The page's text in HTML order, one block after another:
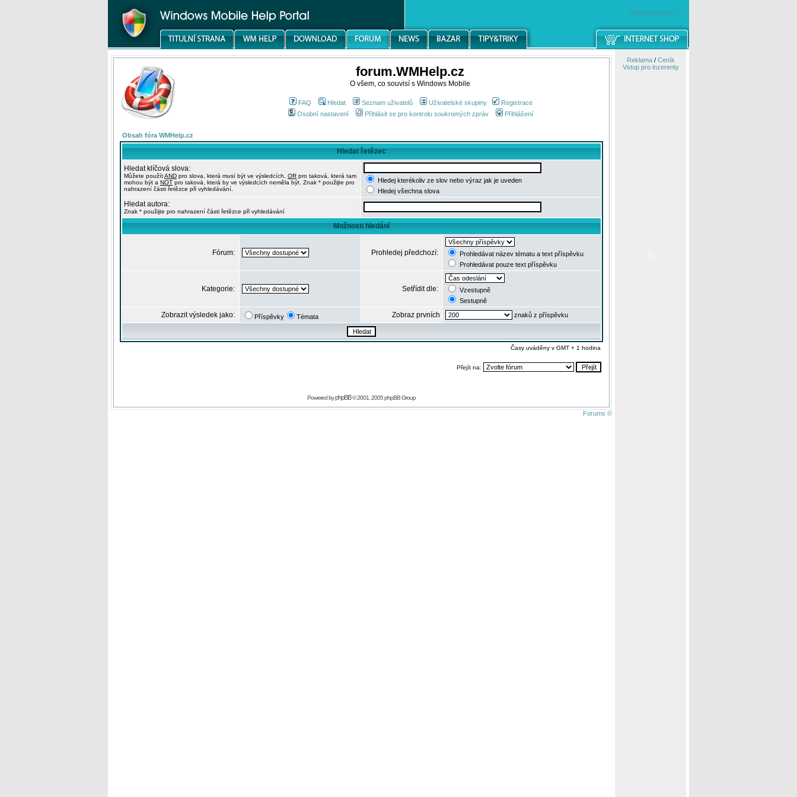
windowsmobile.cz
forum.WMHelp.cz
O všem, co souvisí s Windows Mobile
FAQ Hledat Seznam uživatelů Uživatelské skupiny
Registrace
Osobní nastavení
Přihlásit se pro kontrolu soukromých zpráv Přihlášení
Obsah fóra WMHelp.cz
Hledat řetězec
Hledat klíčová slova:
Můžete použítAND pro slova, která musí být ve výsledcích, OR pro taková, která tam
mohou být a NOT pro taková, která by ve výsledcích neměla být. Znak * použijte pro
nahrazení části řetězce při vyhledávání.
Hledej kterékoliv ze slov nebo výraz jak je uveden
Hledej všechna slova
Hledat autora:
Znak * použijte pro nahrazení části řetězce při vyhledávání
Možnosti hledání
Fórum: Prohledej předchozí:
Prohledávat název tématu a text příspěvku
Prohledávat pouze text příspěvku
Kategorie: Setřídit dle:
Vzestupně
Sestupně
Zobrazit výsledek jako: Příspěvky Témata Zobraz prvních znaků z příspěvku
Časy uváděny v GMT + 1 hodina
Přejít na:
Powered byphpBB© 2001, 2005 phpBB Group
Forums ©
Reklama/ Ceník
Vstup pro inzerenty